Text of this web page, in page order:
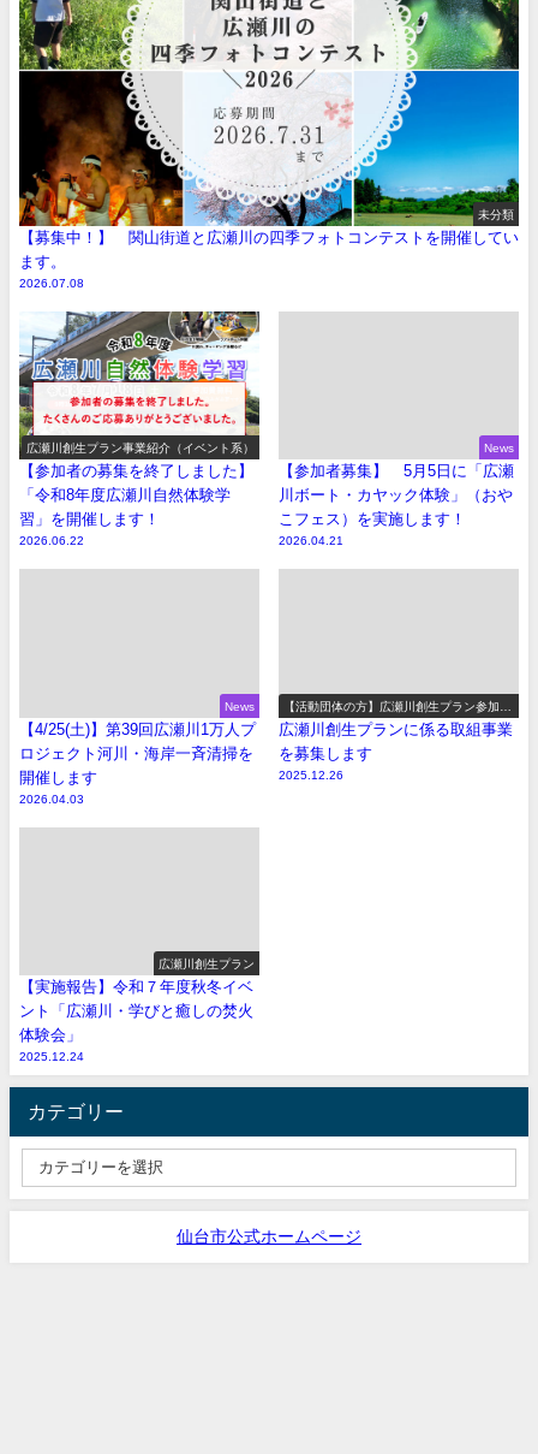
未分類
【募集中！】 関山街道と広瀬川の四季フォトコンテストを開催してい
ます。
2026.07.08
広瀬川創生プラン事業紹介（イベント系）
【参加者の募集を終了しました】
「令和8年度広瀬川自然体験学
習」を開催します！
2026.06.22
News
【参加者募集】 5月5日に「広瀬
川ボート・カヤック体験」（おや
こフェス）を実施します！
2026.04.21
News
【4/25(土)】第39回広瀬川1万人プ
ロジェクト河川・海岸一斉清掃を
開催します
2026.04.03
【活動団体の方】広瀬川創生プラン参加事
業の募集
広瀬川創生プランに係る取組事業
を募集します
2025.12.26
広瀬川創生プラン
【実施報告】令和７年度秋冬イベ
ント「広瀬川・学びと癒しの焚火
体験会」
2025.12.24
カテゴリー
仙台市公式ホームページ